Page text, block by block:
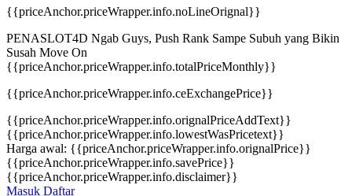
{{priceAnchor.priceWrapper.info.noLineOrignal}}
PENASLOT4D Ngab Guys, Push Rank Sampe Subuh yang Bikin
Susah Move On
{{priceAnchor.priceWrapper.info.totalPriceMonthly}}
{{priceAnchor.priceWrapper.info.ceExchangePrice}}
{{priceAnchor.priceWrapper.info.orignalPriceAddText}}
{{priceAnchor.priceWrapper.info.lowestWasPricetext}}
Harga awal: {{priceAnchor.priceWrapper.info.orignalPrice}}
{{priceAnchor.priceWrapper.info.savePrice}}
{{priceAnchor.priceWrapper.info.disclaimer}}
Masuk Daftar